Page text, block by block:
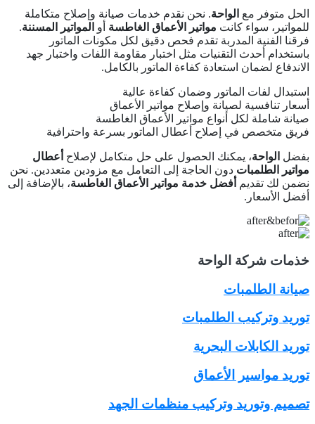
الحل متوفر مع الواحة. نحن نقدم خدمات صيانة وإصلاح متكاملة
للمواتير، سواء كانت مواتير الأعماق الغاطسة أو المواتير المسننة.
فرقنا الفنية المدربة تقدم فحص دقيق لكل مكونات الماتور
باستخدام أحدث التقنيات مثل اختبار مقاومة اللفات واختبار جهد
الاندفاع لضمان استعادة كفاءة الماتور بالكامل.
استبدال لفات الماتور وضمان كفاءة عالية
أسعار تنافسية لصيانة وإصلاح مواتير الأعماق
صيانة شاملة لكل أنواع مواتير الأعماق الغاطسة
فريق متخصص في إصلاح أعطال الماتور بسرعة واحترافية
بفضل الواحة، يمكنك الحصول على حل متكامل لإصلاح أعطال
مواتير الطلمبات دون الحاجة إلى التعامل مع مزودين متعددين. نحن
نضمن لك تقديم أفضل خدمة مواتير الأعماق الغاطسة، بالإضافة إلى
أفضل الأسعار.
خذمات شركة الواحة
صيانة الطلمبات
توريد وتركيب الطلمبات
توريد الكابلات البحرية
توريد مواسير الأعماق
تصميم وتوريد وتركيب منظمات الجهد